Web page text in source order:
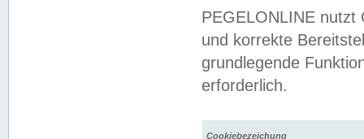
PEGELONLINE nutzt
und korrekte
grundlegende
erforderlich.
Cookiebezeichung